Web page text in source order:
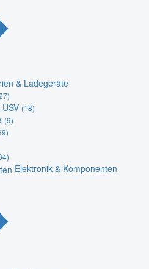
& Ladegeräte
(18)
(9)
Elektronik & Komponenten